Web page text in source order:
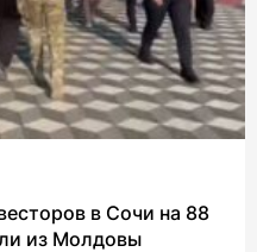
в Сочи на 88
из Молдовы